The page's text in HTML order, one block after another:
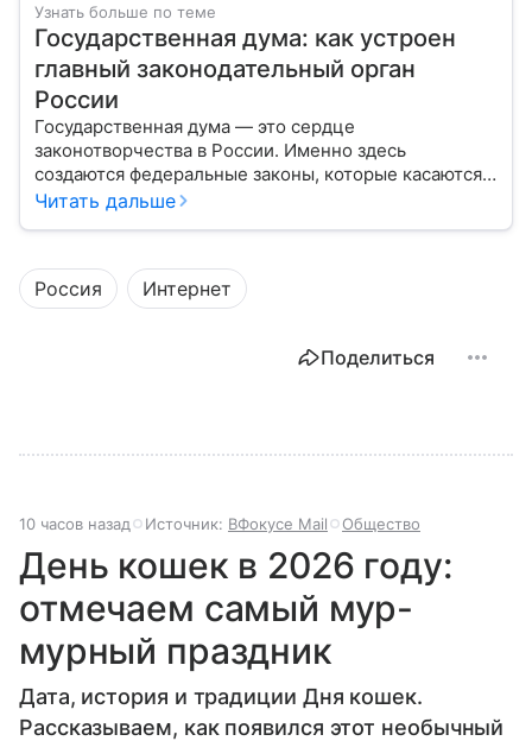
Узнать больше по теме
Государственная дума: как устроен
главный законодательный орган
России
Государственная дума — это сердце
законотворчества в России. Именно здесь
создаются федеральные законы, которые касаются
жизни каждого гражданина: от образования и
Читать дальше
Россия Интернет
Поделиться
10 часов назад Источник: ВФокусе Mail Общество
День кошек в 2026 году:
отмечаем самый мур-
мурный праздник
Дата, история и традиции Дня кошек.
Рассказываем, как появился этот необычный